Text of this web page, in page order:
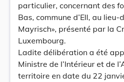
particulier, concernant des
Bas, commune d’Ell, au lieu-
Mayrisch», présenté par la
Luxembourg.
Ladite délibération a été
Ministre de l’Intérieur et de
territoire en date du 22